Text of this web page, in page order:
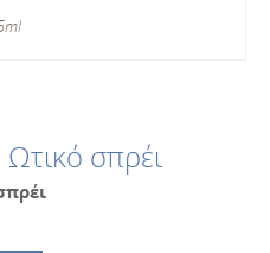
Ωτικό σπρέι